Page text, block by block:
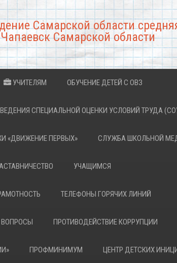
Самарской области
Самарской области
УЧИТЕЛЯМ ОБУЧЕНИЕ ДЕТЕЙ С ОВЗ
СПЕЦИАЛЬНОЙ ОЦЕНКИ УСЛОВИЙ ТРУДА
«ДВИЖЕНИЕ ПЕРВЫХ» СЛУЖБА ШКОЛЬНОЙ
УЧАЩИМСЯ
ТЕЛЕФОНЫ ГОРЯЧИХ ЛИНИЙ
ПРОТИВОДЕЙСТВИЕ КОРРУПЦИИ
ПРОФМИНИМУМ ЦЕНТР ДЕТСКИХ